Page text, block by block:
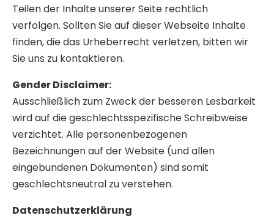
Teilen der Inhalte unserer Seite rechtlich
verfolgen. Sollten Sie auf dieser Webseite Inhalte
finden, die das Urheberrecht verletzen, bitten wir
Sie uns zu kontaktieren.
Gender Disclaimer:
Ausschließlich zum Zweck der besseren Lesbarkeit
wird auf die geschlechtsspezifische Schreibweise
verzichtet. Alle personenbezogenen
Bezeichnungen auf der Website (und allen
eingebundenen Dokumenten) sind somit
geschlechtsneutral zu verstehen.
Datenschutzerklärung